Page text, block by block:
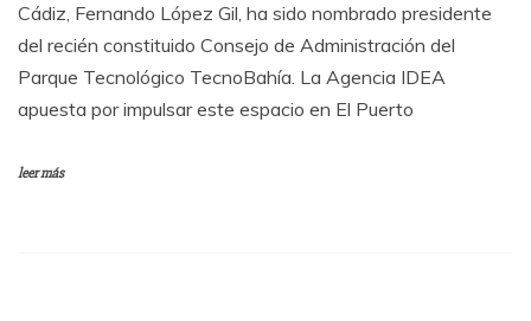
Cádiz, Fernando López Gil, ha sido nombrado presidente
del recién constituido Consejo de Administración del
Parque Tecnológico TecnoBahía. La Agencia IDEA
apuesta por impulsar este espacio en El Puerto
leer más